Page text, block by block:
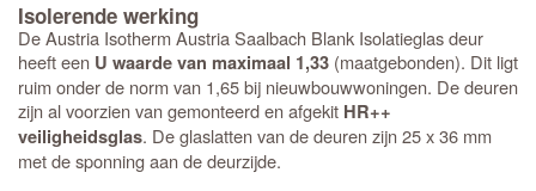
Isolerende werking
De Austria Isotherm Austria Saalbach Blank Isolatieglas deur
heeft een U waarde van maximaal 1,33 (maatgebonden). Dit ligt
ruim onder de norm van 1,65 bij nieuwbouwwoningen. De deuren
zijn al voorzien van gemonteerd en afgekit HR++
veiligheidsglas. De glaslatten van de deuren zijn 25 x 36 mm
met de sponning aan de deurzijde.